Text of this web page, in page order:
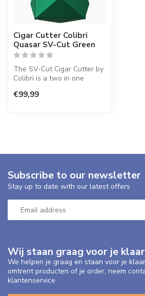
Cigar Cutter Colibri
Quasar SV-Cut Green
The SV-Cut Cigar Cutter by
Colibri is a two in one
V-...
€99,99
Wij staan graag voor je
We helpen je graag en staan voor je
omtrent producten of je order, neem
klantenservice
Subscribe to our newsletter
Stay up to date with our latest offers